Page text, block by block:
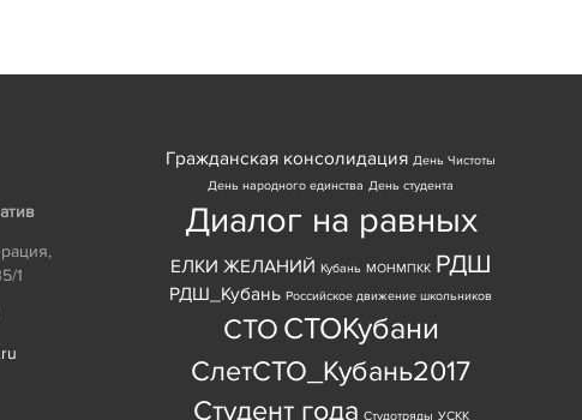
,
1
Гражданская консолидация День Чистоты
День народного единства День студента
Диалог на равных
ЕЛКИ ЖЕЛАНИЙ Кубань МОНМПКК РДШ
РДШ_Кубань Российское движение школьников
СТО СТОКубани
СлетСТО_Кубань2017
Студент года Студотряды УСКК